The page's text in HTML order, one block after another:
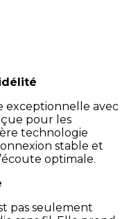
exceptionnelle avec
pour les
technologie
stable et
optimale.
pas seulement